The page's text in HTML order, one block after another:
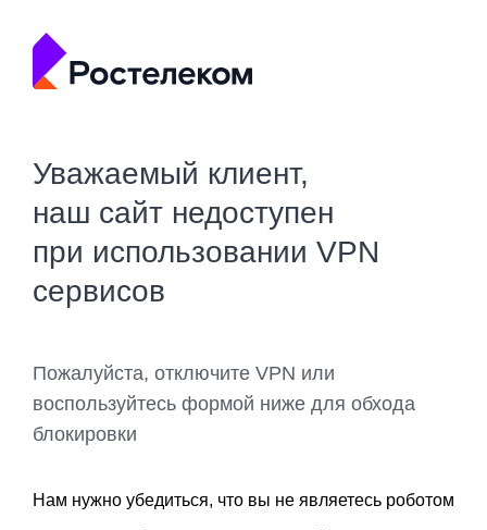
Уважаемый клиент,
наш сайт недоступен
при использовании VPN
сервисов
Пожалуйста, отключите VPN или
воспользуйтесь формой ниже для обхода
блокировки
Нам нужно убедиться, что вы не являетесь роботом